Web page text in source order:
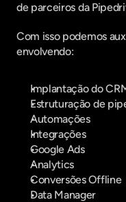
de parceiros da
Com isso podemos
envolvendo:
Implantação do
Estruturação de
Automações
Integrações
Google Ads
Analytics
Conversões Offline
Data Manager